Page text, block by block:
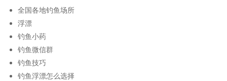
全国各地钓鱼场所
浮漂
钓鱼小药
钓鱼微信群
钓鱼技巧
钓鱼浮漂怎么选择